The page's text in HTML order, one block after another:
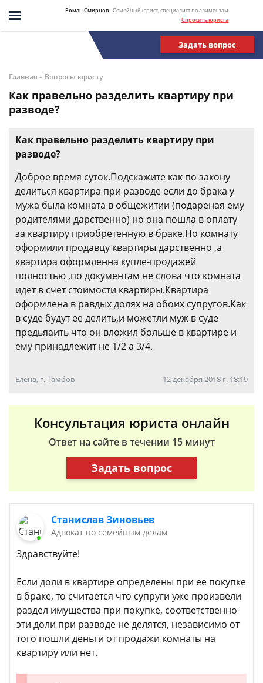
Роман Смирнов- Семейный юрист, специалист по алиментам
Спросить юриста
Задать вопрос
Главная - Вопросы юристу
Как правельно разделить квартиру при
разводе?
Как правельно разделить квартиру при
разводе?
Доброе время суток.Подскажите как по закону
делиться квартира при разводе если до брака у
мужа была комната в общежитии (подареная ему
родителями дарственно) но она пошла в оплату
за квартиру приобретенную в браке.Но комнату
оформили продавцу квартиры дарственно ,а
квартира оформленна купле-продажей
полностью ,по документам не слова что комната
идет в счет стоимости квартиры.Квартира
оформлена в равдых долях на обоих супругов.Как
в суде будут ее делить,и можетли муж в суде
предьяаить что он вложил больше в квартире и
ему принадлежит не 1/2 а 3/4.
Елена, г. Тамбов 12 декабря 2018 г. 18:19
Консультация юриста онлайн
Ответ на сайте в течении 15 минут
Задать вопрос
Станислав Зиновьев
Адвокат по семейным делам
Здравствуйте!
Если доли в квартире определены при ее покупке
в браке, то считается что супруги уже произвели
раздел имущества при покупке, соответственно
эти доли при разводе не делятся, независимо от
того пошли деньги от продажи комнаты на
квартиру или нет.